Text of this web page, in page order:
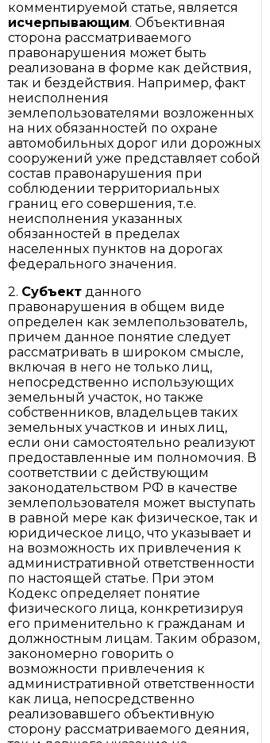
комментируемой статье, является
исчерпывающим. Объективная
сторона рассматриваемого
правонарушения может быть
реализована в форме как действия,
так и бездействия. Например, факт
неисполнения
землепользователями возложенных
на них обязанностей по охране
автомобильных дорог или дорожных
сооружений уже представляет собой
состав правонарушения при
соблюдении территориальных
границ его совершения, т.е.
неисполнения указанных
обязанностей в пределах
населенных пунктов на дорогах
федерального значения.
2. Субъект данного
правонарушения в общем виде
определен как землепользователь,
причем данное понятие следует
рассматривать в широком смысле,
включая в него не только лиц,
непосредственно использующих
земельный участок, но также
собственников, владельцев таких
земельных участков и иных лиц,
если они самостоятельно реализуют
предоставленные им полномочия. В
соответствии с действующим
законодательством РФ в качестве
землепользователя может выступать
в равной мере как физическое, так и
юридическое лицо, что указывает и
на возможность их привлечения к
административной ответственности
по настоящей статье. При этом
Кодекс определяет понятие
физического лица, конкретизируя
его применительно к гражданам и
должностным лицам. Таким образом,
закономерно говорить о
возможности привлечения к
административной ответственности
как лица, непосредственно
реализовавшего объективную
сторону рассматриваемого деяния,